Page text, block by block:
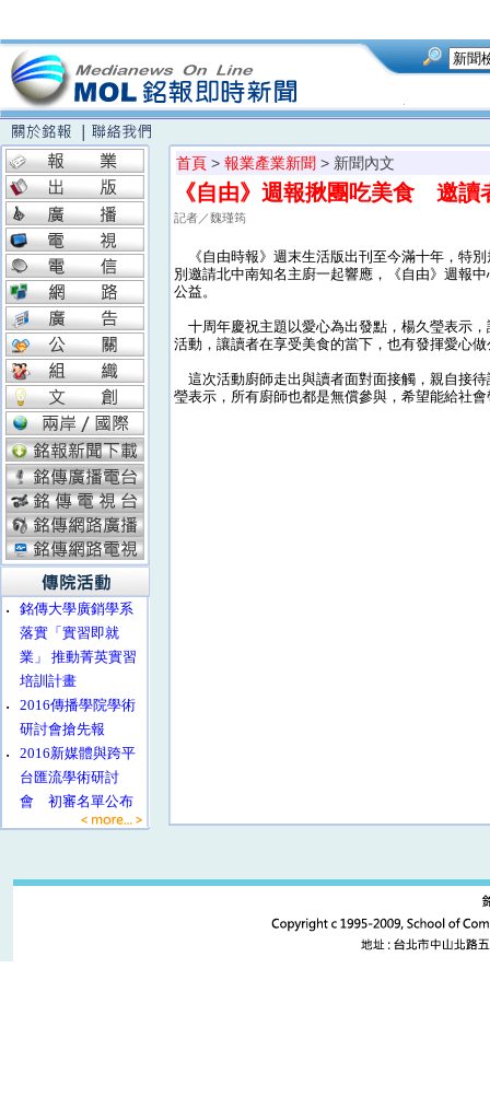
‧
銘傳大學廣銷學系
落實「實習即就
業」 推動菁英實習
培訓計畫
‧
2016傳播學院學術
研討會搶先報
‧
2016新媒體與跨平
台匯流學術研討
會 初審名單公布
首頁 > 報業產業新聞 > 新聞內文
《自由》週報揪團吃美食 邀讀
記者／魏瑾筠
《自由時報》週末生活版出刊至今滿十年，特
別邀請北中南知名主廚一起響應，《自由》週報
公益。
十周年慶祝主題以愛心為出發點，楊久瑩表示
活動，讓讀者在享受美食的當下，也有發揮愛心
這次活動廚師走出與讀者面對面接觸，親自接
瑩表示，所有廚師也都是無償參與，希望能給社